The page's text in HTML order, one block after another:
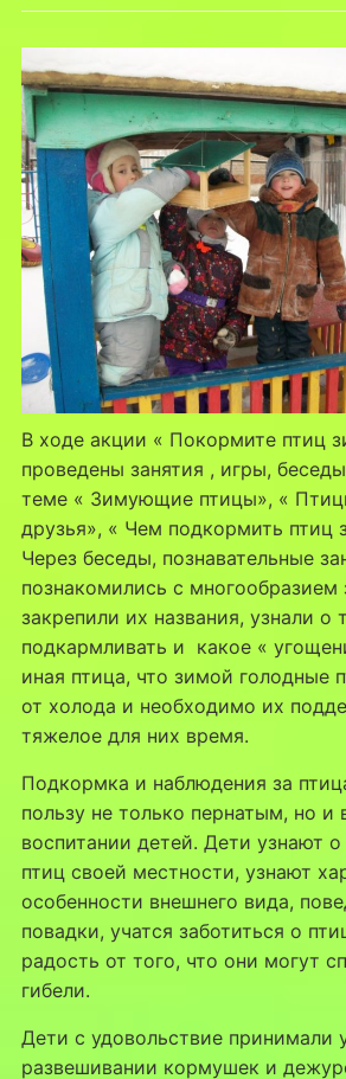
В ходе акции « Покормите птиц
проведены занятия , игры,
теме « Зимующие птицы», «
друзья», « Чем подкормить птиц
Через беседы, познавательные
познакомились с
закрепили их названия, узнали о
подкармливать и какое «
иная птица, что зимой голодные
от холода и необходимо их
тяжелое для них время.
Подкормка и наблюдения за
пользу не только пернатым, но и
воспитании детей. Дети узнают
птиц своей местности, узнают
особенности внешнего вида,
повадки, учатся заботиться о
радость от того, что они могут
гибели.
Дети с удовольствие принимали
развешивании кормушек и